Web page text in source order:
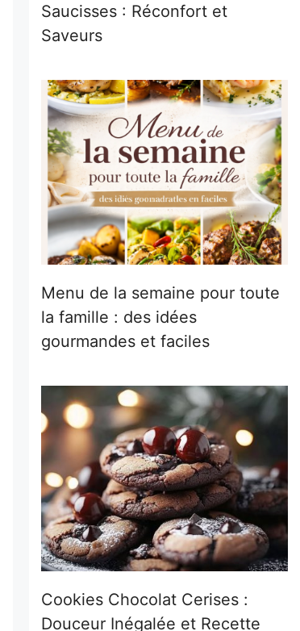
Saucisses : Réconfort et
Saveurs
Menu de la semaine pour toute
la famille : des idées
gourmandes et faciles
Cookies Chocolat Cerises :
Douceur Inégalée et Recette